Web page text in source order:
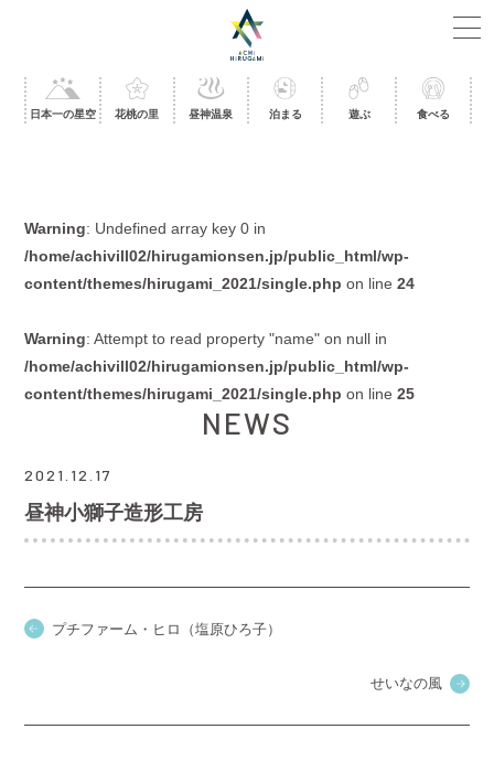
日本一の星空 花桃の里 昼神温泉 泊まる 遊ぶ 食べる
Warning: Undefined array key 0 in
/home/achivill02/hirugamionsen.jp/public_html/wp-
content/themes/hirugami_2021/single.php on line24
Warning: Attempt to read property "name" on null in
/home/achivill02/hirugamionsen.jp/public_html/wp-
content/themes/hirugami_2021/single.php on line25
NEWS
2021.12.17
昼神小獅子造形工房
プチファーム・ヒロ（塩原ひろ子）
せいなの風